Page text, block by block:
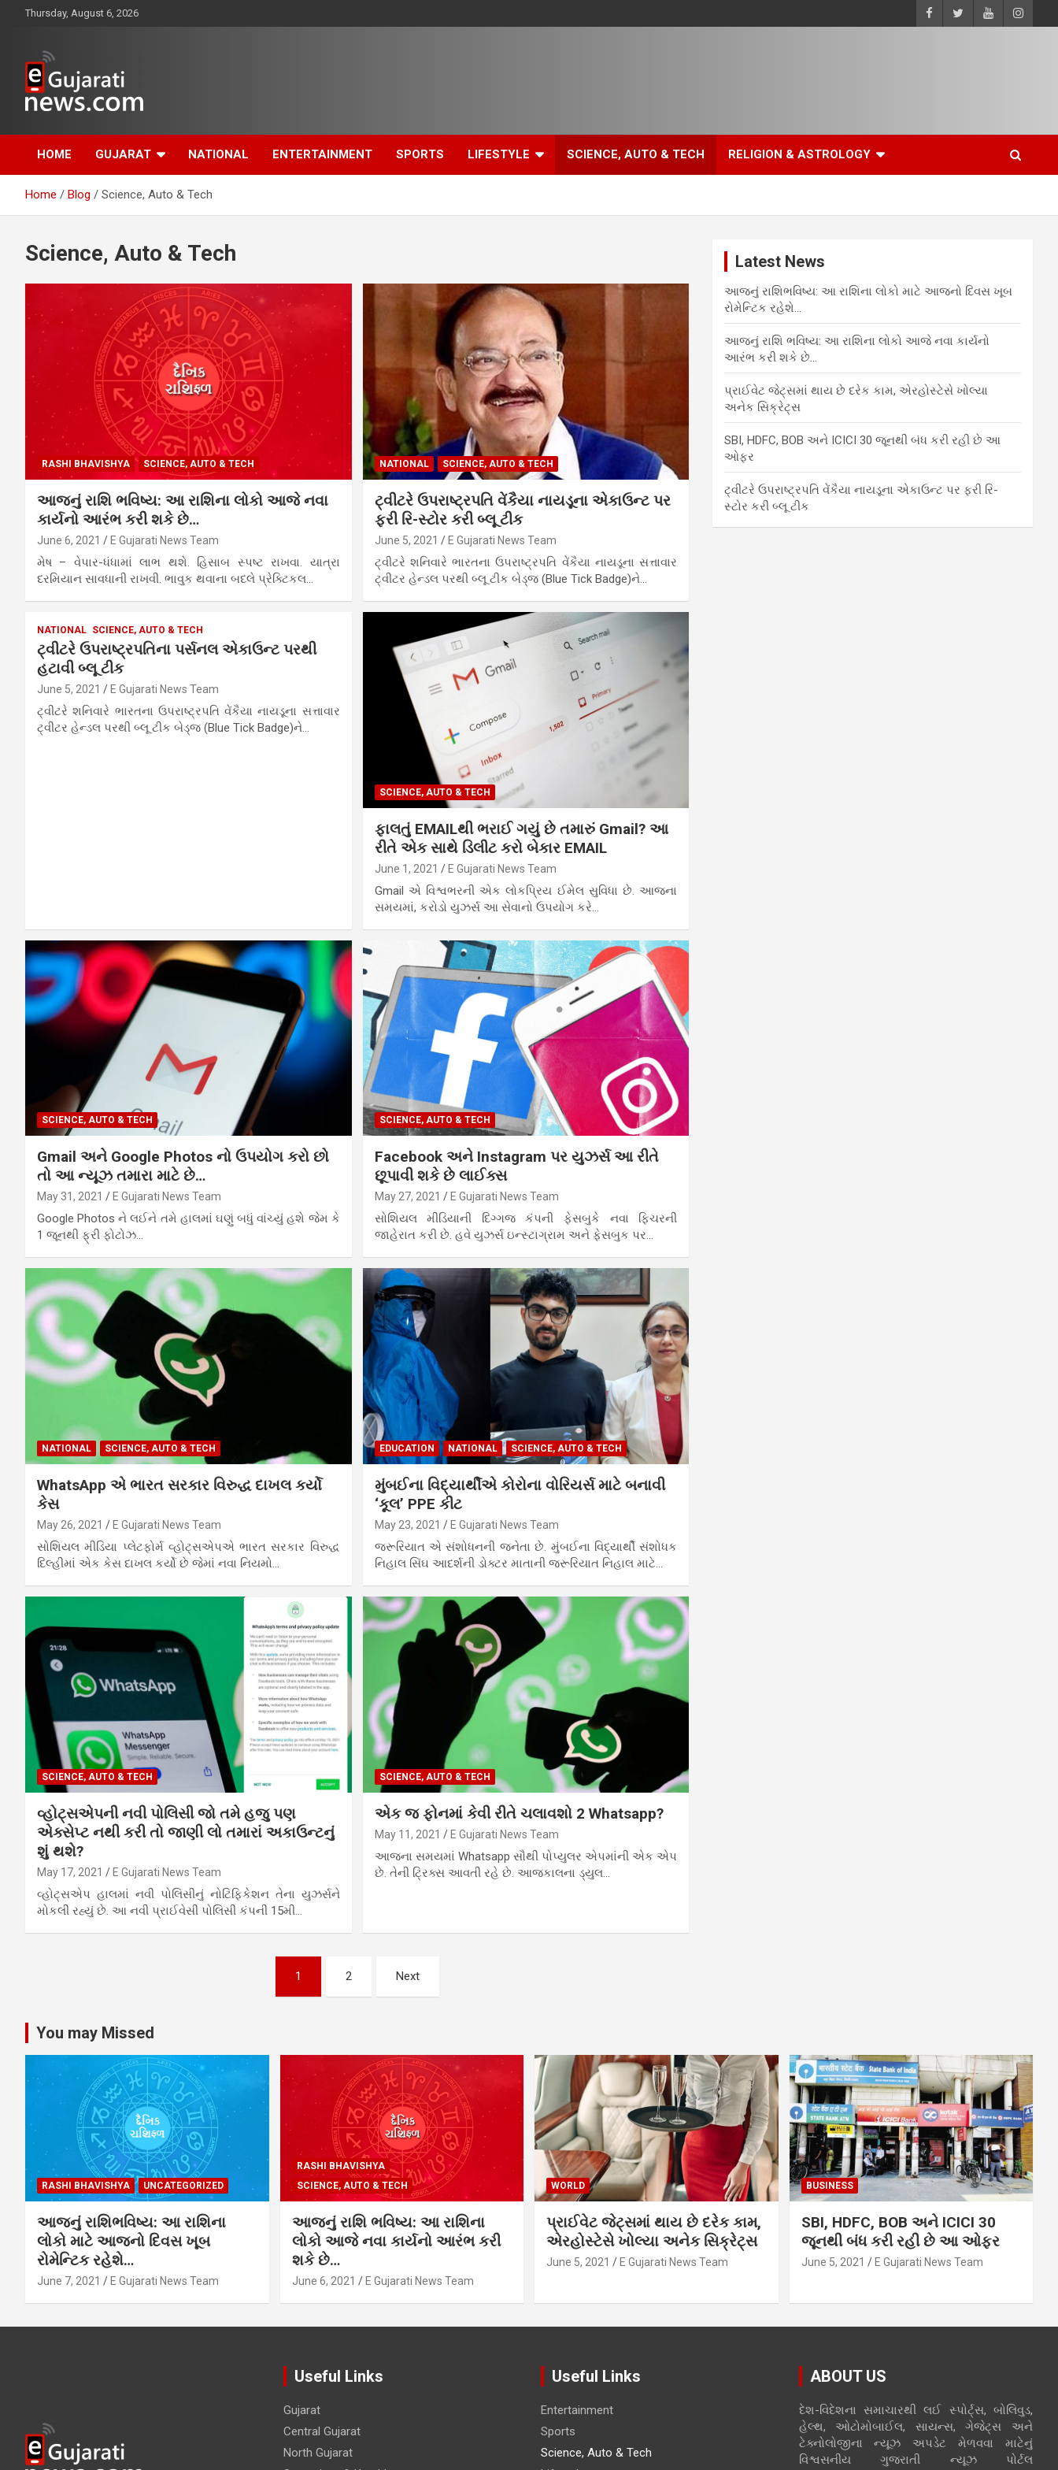
Thursday, August 6, 2026
ગુજરાત તેમજ દેશ-
વિદેશના ગુજરાતી સમાચાર
માટેનું વિશ્વસનીય
ગુજરાતી ન્યૂઝ પોર્ટલ
HOME GUJARAT NATIONAL ENTERTAINMENT SPORTS LIFESTYLE SCIENCE, AUTO & TECH RELIGION & ASTROLOGY
Home Blog Science, Auto & Tech
Science, Auto & Tech
RASHI BHAVISHYA SCIENCE, AUTO & TECH
આજનું રાશિ ભવિષ્ય: આ રાશિના લોકો આજે નવા
કાર્યનો આરંભ કરી શકે છે…
June 6, 2021 E Gujarati News Team
મેષ – વેપાર-ધંધામાં લાભ થશે. હિસાબ સ્પષ્ટ રાખવા. યાત્રા
દરમિયાન સાવધાની રાખવી. ભાવુક થવાના બદલે પ્રેક્ટિકલ…
NATIONAL SCIENCE, AUTO & TECH
ટ્વીટરે ઉપરાષ્ટ્રપતિ વેંકૈયા નાયડૂના એકાઉન્ટ પર
ફરી રિ-સ્ટોર કરી બ્લૂ ટીક
June 5, 2021 E Gujarati News Team
ટ્વીટરે શનિવારે ભારતના ઉપરાષ્ટ્રપતિ વેંકૈયા નાયડૂના સત્તાવાર
ટ્વીટર હેન્ડલ પરથી બ્લૂ ટીક બેડ્જ (Blue Tick Badge)ને…
NATIONAL SCIENCE, AUTO & TECH
ટ્વીટરે ઉપરાષ્ટ્રપતિના પર્સનલ એકાઉન્ટ પરથી
હટાવી બ્લૂ ટીક
June 5, 2021 E Gujarati News Team
ટ્વીટરે શનિવારે ભારતના ઉપરાષ્ટ્રપતિ વેંકૈયા નાયડૂના સત્તાવાર
ટ્વીટર હેન્ડલ પરથી બ્લૂ ટીક બેડ્જ (Blue Tick Badge)ને…
SCIENCE, AUTO & TECH
ફાલતું EMAILથી ભરાઈ ગયું છે તમારું Gmail? આ
રીતે એક સાથે ડિલીટ કરો બેકાર EMAIL
June 1, 2021 E Gujarati News Team
Gmail એ વિશ્વભરની એક લોકપ્રિય ઈમેલ સુવિધા છે. આજના
સમયમાં, કરોડો યુઝર્સ આ સેવાનો ઉપયોગ કરે…
SCIENCE, AUTO & TECH
Gmail અને Google Photos નો ઉપયોગ કરો છો
તો આ ન્યૂઝ તમારા માટે છે…
May 31, 2021 E Gujarati News Team
Google Photos ને લઈને તમે હાલમાં ઘણું બધું વાંચ્યું હશે જેમ કે
1 જૂનથી ફ્રી ફોટોઝ…
SCIENCE, AUTO & TECH
Facebook અને Instagram પર યુઝર્સ આ રીતે
છૂપાવી શકે છે લાઈક્સ
May 27, 2021 E Gujarati News Team
સોશિયલ મીડિયાની દિગ્ગજ કંપની ફેસબુકે નવા ફિચરની
જાહેરાત કરી છે. હવે યુઝર્સ ઇન્સ્ટાગ્રામ અને ફેસબુક પર…
NATIONAL SCIENCE, AUTO & TECH
WhatsApp એ ભારત સરકાર વિરુદ્ધ દાખલ કર્યો
કેસ
May 26, 2021 E Gujarati News Team
સોશિયલ મીડિયા પ્લેટફોર્મ વ્હોટ્સએપએ ભારત સરકાર વિરુદ્ધ
દિલ્હીમાં એક કેસ દાખલ કર્યો છે જેમાં નવા નિયમો…
EDUCATION NATIONAL SCIENCE, AUTO & TECH
મુંબઈના વિદ્યાર્થીએ કોરોના વોરિયર્સ માટે બનાવી
‘કૂલ’ PPE કીટ
May 23, 2021 E Gujarati News Team
જરૂરિયાત એ સંશોધનની જનેતા છે. મુંબઈના વિદ્યાર્થી સંશોધક
નિહાલ સિંઘ આદર્શની ડોક્ટર માતાની જરૂરિયાત નિહાલ માટે…
SCIENCE, AUTO & TECH
વ્હોટ્સએપની નવી પોલિસી જો તમે હજુ પણ
એક્સેપ્ટ નથી કરી તો જાણી લો તમારાં અકાઉન્ટનું
શું થશે?
May 17, 2021 E Gujarati News Team
વ્હોટ્સએપ હાલમાં નવી પોલિસીનું નોટિફિકેશન તેના યુઝર્સને
મોકલી રહ્યું છે. આ નવી પ્રાઈવેસી પોલિસી કંપની 15મી…
SCIENCE, AUTO & TECH
એક જ ફોનમાં કેવી રીતે ચલાવશો 2 Whatsapp?
May 11, 2021 E Gujarati News Team
આજના સમયમાં Whatsapp સૌથી પોપ્યુલર એપમાંની એક એપ
છે. તેની ટ્રિક્સ આવતી રહે છે. આજકાલના ડ્યુલ…
1 2 Next
Latest News
આજનું રાશિભવિષ્ય: આ રાશિના લોકો માટે આજનો દિવસ ખૂબ
રોમેન્ટિક રહેશે…
આજનું રાશિ ભવિષ્ય: આ રાશિના લોકો આજે નવા કાર્યનો
આરંભ કરી શકે છે…
પ્રાઈવેટ જેટ્સમાં થાય છે દરેક કામ, એરહોસ્ટેસે ખોલ્યા
અનેક સિક્રેટ્સ
SBI, HDFC, BOB અને ICICI 30 જૂનથી બંધ કરી રહી છે આ
ઓફર
ટ્વીટરે ઉપરાષ્ટ્રપતિ વેંકૈયા નાયડૂના એકાઉન્ટ પર ફરી રિ-
સ્ટોર કરી બ્લૂ ટીક
You may Missed
RASHI BHAVISHYA UNCATEGORIZED
આજનું રાશિભવિષ્ય: આ રાશિના
લોકો માટે આજનો દિવસ ખૂબ
રોમેન્ટિક રહેશે…
June 7, 2021 E Gujarati News Team
RASHI BHAVISHYA
SCIENCE, AUTO & TECH
આજનું રાશિ ભવિષ્ય: આ રાશિના
લોકો આજે નવા કાર્યનો આરંભ કરી
શકે છે…
June 6, 2021 E Gujarati News Team
WORLD
પ્રાઈવેટ જેટ્સમાં થાય છે દરેક કામ,
એરહોસ્ટેસે ખોલ્યા અનેક સિક્રેટ્સ
June 5, 2021 E Gujarati News Team
BUSINESS
SBI, HDFC, BOB અને ICICI 30
જૂનથી બંધ કરી રહી છે આ ઓફર
June 5, 2021 E Gujarati News Team
Useful Links
Gujarat
Central Gujarat
North Gujarat
Useful Links
Entertainment
Sports
Science, Auto & Tech
ABOUT US
દેશ-વિદેશના સમાચારથી લઈ સ્પોર્ટ્સ, બોલિવુડ,
હેલ્થ, ઓટોમોબાઈલ, સાયન્સ, ગેજેટ્સ અને
ટેક્નોલોજીના ન્યૂઝ અપડેટ મેળવવા માટેનું
વિશ્વસનીય ગુજરાતી ન્યૂઝ પોર્ટલ